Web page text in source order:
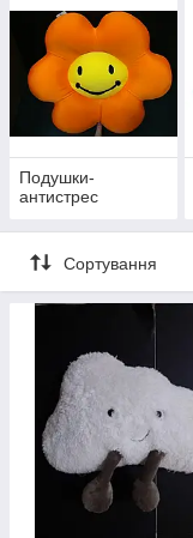
Подушки-
антистрес
Сортування